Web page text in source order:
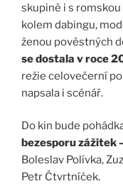
skupině i s
kolem dabingu,
ženou pověstných
se dostala v roce
režie celovečerní
napsala i scénář.
Do kin bude
bezesporu zážitek
Boleslav Polívka,
Petr Čtvrtníček.